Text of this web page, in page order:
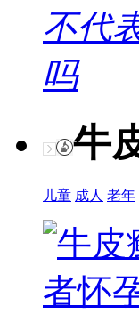
不代
吗
牛
儿童 成人 老年